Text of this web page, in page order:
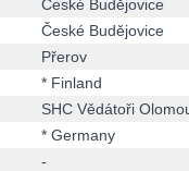
České Budějovice
České Budějovice
Přerov
* Finland
SHC Vědátoři
* Germany
-